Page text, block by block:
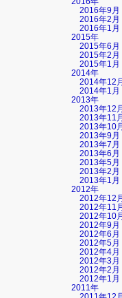
2016年9月
2016年2月
2016年1月
2015年
2015年6月
2015年2月
2015年1月
2014年
2014年12
2014年1月
2013年
2013年12
2013年11
2013年10
2013年9月
2013年7月
2013年6月
2013年5月
2013年2月
2013年1月
2012年
2012年12
2012年11
2012年10
2012年9月
2012年6月
2012年5月
2012年4月
2012年3月
2012年2月
2012年1月
2011年